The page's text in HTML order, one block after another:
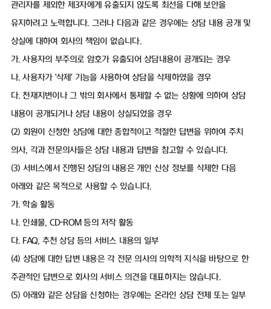
관리자를 제외한 제3자에게 유출되지 않도록 최선을 다해 보안을
유지하려고 노력합니다. 그러나 다음과 같은 경우에는 상담 내용 공개 및
상실에 대하여 회사의 책임이 없습니다.
가. 사용자의 부주의로 암호가 유출되어 상담내용이 공개되는 경우
나. 사용자가 '삭제' 기능을 사용하여 상담을 삭제하였을 경우
다. 천재지변이나 그 밖의 회사에서 통제할 수 없는 상황에 의하여 상담
내용이 공개되거나 상담 내용이 상실되었을 경우
(2) 회원이 신청한 상담에 대한 종합적이고 적절한 답변을 위하여 주치
의사, 각과 전문의사들은 상담 내용과 답변을 참고할 수 있습니다.
(3) 서비스에서 진행된 상담의 내용은 개인 신상 정보를 삭제한 다음
아래와 같은 목적으로 사용할 수 있습니다.
가. 학술 활동
나. 인쇄물, CD-ROM 등의 저작 활동
다. FAQ, 추천 상담 등의 서비스 내용의 일부
(4) 상담에 대한 답변 내용은 각 전문 의사의 의학적 지식을 바탕으로 한
주관적인 답변으로 회사의 서비스 의견을 대표하지는 않습니다.
(5) 아래와 같은 상담을 신청하는 경우에는 온라인 상담 전체 또는 일부